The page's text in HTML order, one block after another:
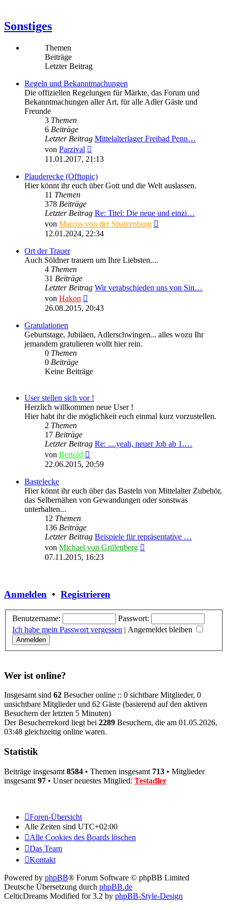
Sonstiges
Themen
Beiträge
Letzter Beitrag
Regeln und Bekanntmachungen
Die offiziellen Regelungen für Märkte, das Forum und
Bekanntmachungen aller Art, für alle Adler Gäste und
Freunde
3 Themen
6 Beiträge
Letzter Beitrag Mittelalterlager Freibad Penn…
von Parzival
Beitrag
11.01.2017, 21:13
Plauderecke (Offtopic)
Hier könnt ihr euch über Gott und die Welt auslassen.
11 Themen
378 Beiträge
Letzter Beitrag Re: Titel: Die neue und einzi…
von Marcus von der Spatzenburg
12.01.2024, 22:34
Ort der Trauer
Auch Söldner trauern um Ihre Liebsten....
4 Themen
31 Beiträge
Letzter Beitrag Wir verabschieden uns von Sin…
von Hakon
Beitrag
26.08.2015, 20:43
Gratulationen
Geburtstage, Jubiläen, Adlerschwingen... alles wozu Ihr
jemandem gratulieren wollt hier rein.
0 Themen
0 Beiträge
Keine Beiträge
User stellen sich vor !
Herzlich willkommen neue User !
Hier habt ihr die möglichkeit euch einmal kurz vorzustellen.
2 Themen
17 Beiträge
Letzter Beitrag Re: ....yeah, neuer Job ab 1.…
von Bertold
Beitrag
22.06.2015, 20:59
Bastelecke
Hier könnt ihr euch über das Basteln von Mittelalter Zubehör,
das Selbernähen von Gewandungen oder sonstwas
unterhalten...
12 Themen
136 Beiträge
Letzter Beitrag Beispiele für repräsentative …
von Michael von Grillenberg
07.11.2015, 16:23
Anmelden • Registrieren
Benutzername:
Passwort:
Ich habe mein Passwort vergessen | Angemeldet bleiben
Wer ist online?
Insgesamt sind 62 Besucher online :: 0 sichtbare Mitglieder, 0
unsichtbare Mitglieder und 62 Gäste (basierend auf den aktiven
Besuchern der letzten 5 Minuten)
Der Besucherrekord liegt bei 2289 Besuchern, die am 01.05.2026,
03:48 gleichzeitig online waren.
Statistik
Beiträge insgesamt 8584 • Themen insgesamt 713 • Mitglieder
insgesamt 97 • Unser neuestes Mitglied: Testadler
Foren-Übersicht
Alle Zeiten sind UTC+02:00
Alle Cookies des Boards löschen
Das Team
Kontakt
Powered by phpBB® Forum Software © phpBB Limited
Deutsche Übersetzung durch phpBB.de
CelticDreams Modified for 3.2 by phpBB-Style-Design